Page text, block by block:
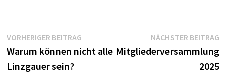
Beitragsnavigation
VORHERIGER BEITRAGVorheriger
Beitrag:
Warum können nicht alle
Linzgauer sein?
NÄCHSTER BEITRAG
Mitgliederversammlung
2025